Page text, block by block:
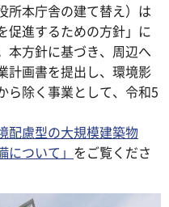
所本庁舎の建て替え）は
促進するための方針」に
本方針に基づき、周辺へ
計画書を提出し、環境影
ら除く事業として、令和5
配慮型の大規模建築物
について」 をご覧くださ